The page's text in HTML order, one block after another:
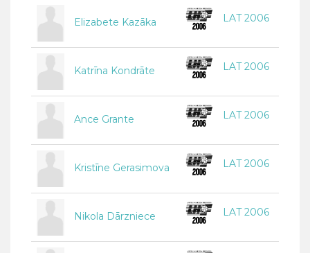
Elizabete Kazāka LAT 2006
Katrīna Kondrāte LAT 2006
Ance Grante LAT 2006
Kristīne Gerasimova LAT 2006
Nikola Dārzniece LAT 2006